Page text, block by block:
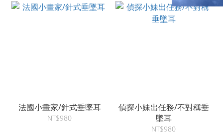
法國小畫家/針式垂墜耳
NT$980
偵探小妹出任務/不對稱垂
墜耳
NT$980